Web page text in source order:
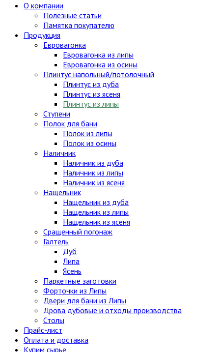
О компании
Полезные статьи
Памятка покупателю
Продукция
Евровагонка
Евровагонка из липы
Евровагонка из осины
Плинтус напольный/потолочный
Плинтус из дуба
Плинтус из ясеня
Плинтус из липы
Ступени
Полок для бани
Полок из липы
Полок из осины
Наличник
Наличник из дуба
Наличник из липы
Наличник из ясеня
Нащельник
Нащельник из дуба
Нащельник из липы
Нащельник из ясеня
Сращенный погонаж
Галтель
Дуб
Липа
Ясень
Паркетные заготовки
Форточки из Липы
Двери для бани из Липы
Дрова дубовые и отходы производства
Столы
Прайс-лист
Оплата и доставка
Купим сырье